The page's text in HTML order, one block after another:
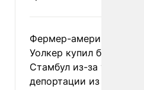
Фермер-американец
Уолкер купил билет в
Стамбул из-за угрозы
депортации из России